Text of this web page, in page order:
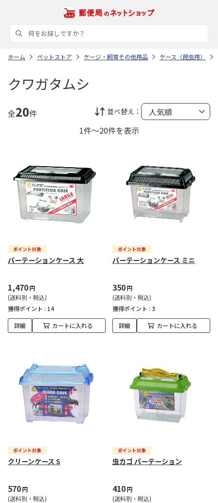
ホーム ペットストア ケージ・飼育その他用品 ケース（昆虫用）
クワガタムシ
全20件 並べ替え：
1件～20件を表示
パーテーションケース 大
1,470円
(送料別・税込)
獲得ポイント : 14
詳細 カートに入れる
パーテーションケース ミニ
350円
(送料別・税込)
獲得ポイント : 3
詳細 カートに入れる
クリーンケース S
570円
(送料別・税込)
虫カゴ パーテーション
410円
(送料別・税込)